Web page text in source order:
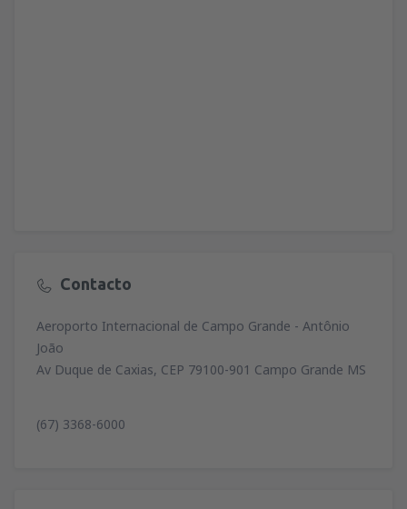
Contacto
Aeroporto Internacional de Campo Grande - Antônio
João
Av Duque de Caxias, CEP 79100-901 Campo Grande MS
(67) 3368-6000